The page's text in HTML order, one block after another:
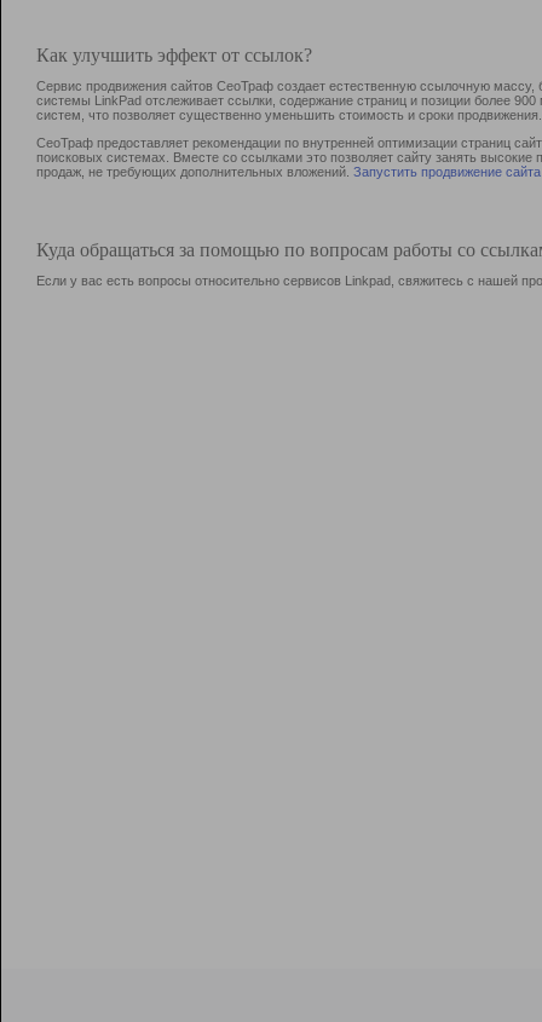
Как улучшить эффект от ссылок?
Сервис продвижения сайтов СеоТраф создает естественную ссылочную
системы LinkPad отслеживает ссылки, содержание страниц и позиции более
систем, что позволяет существенно уменьшить стоимость и сроки продвижения.
СеоТраф предоставляет рекомендации по внутренней оптимизации страниц
поисковых системах. Вместе со ссылками это позволяет сайту занять
продаж, не требующих дополнительных вложений. Запустить продвижение сайта
Куда обращаться за помощью по вопросам работы со
Если у вас есть вопросы относительно сервисов Linkpad, свяжитесь с нашей